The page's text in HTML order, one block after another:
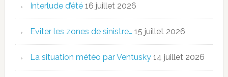
Interlude d’été 16 juillet 2026
Eviter les zones de sinistre… 15 juillet 2026
La situation météo par Ventusky 14 juillet 2026